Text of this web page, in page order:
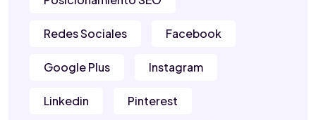
Redes Sociales Facebook
Google Plus Instagram
Linkedin Pinterest